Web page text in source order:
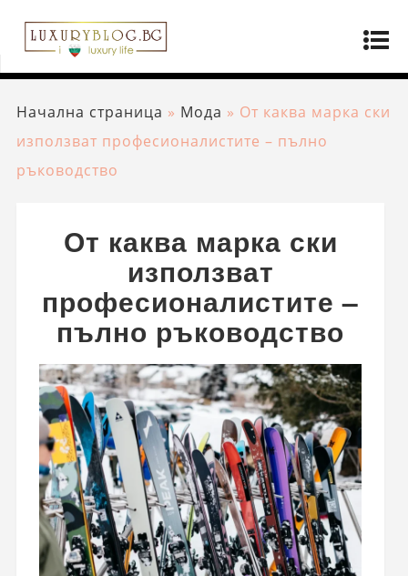
Начална страница » Мода » От каква марка ски
използват професионалистите – пълно
ръководство
От каква марка ски
използват
професионалистите –
пълно ръководство